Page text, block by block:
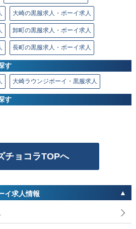
大崎の黒服求人・ボーイ求人
卸町の黒服求人・ボーイ求人
長町の黒服求人・ボーイ求人
す
大崎ラウンジボーイ・黒服求人
す
チョコラTOPへ
イ求人情報